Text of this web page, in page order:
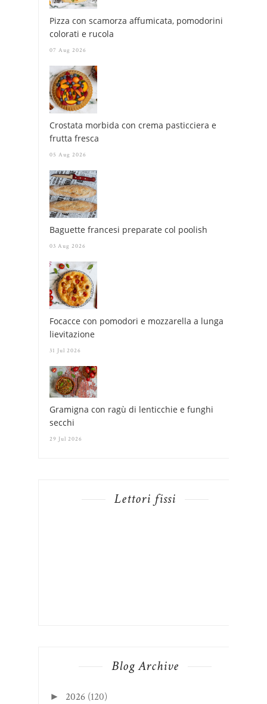
Pizza con scamorza affumicata, pomodorini
colorati e rucola
07 Aug 2026
Crostata morbida con crema pasticciera e
frutta fresca
05 Aug 2026
Baguette francesi preparate col poolish
03 Aug 2026
Focacce con pomodori e mozzarella a lunga
lievitazione
31 Jul 2026
Gramigna con ragù di lenticchie e funghi
secchi
29 Jul 2026
Lettori fissi
Blog Archive
► 2026 (120)